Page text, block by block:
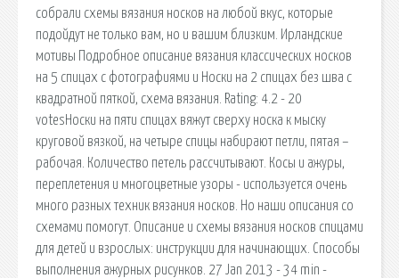
собрали схемы вязания носков на любой вкус, которые
подойдут не только вам, но и вашим близким. Ирландские
мотивы Подробное описание вязания классических носков
на 5 спицах с фотографиями и Носки на 2 спицах без шва с
квадратной пяткой, схема вязания. Rating: 4.2 - 20
votesНоски на пяти спицах вяжут сверху носка к мыску
круговой вязкой, на четыре спицы набирают петли, пятая –
рабочая. Количество петель рассчитывают. Косы и ажуры,
переплетения и многоцветные узоры - используется очень
много разных техник вязания носков. Но наши описания со
схемами помогут. Описание и схемы вязания носков спицами
для детей и взрослых: инструкции для начинающих. Способы
выполнения ажурных рисунков. 27 Jan 2013 - 34 min -